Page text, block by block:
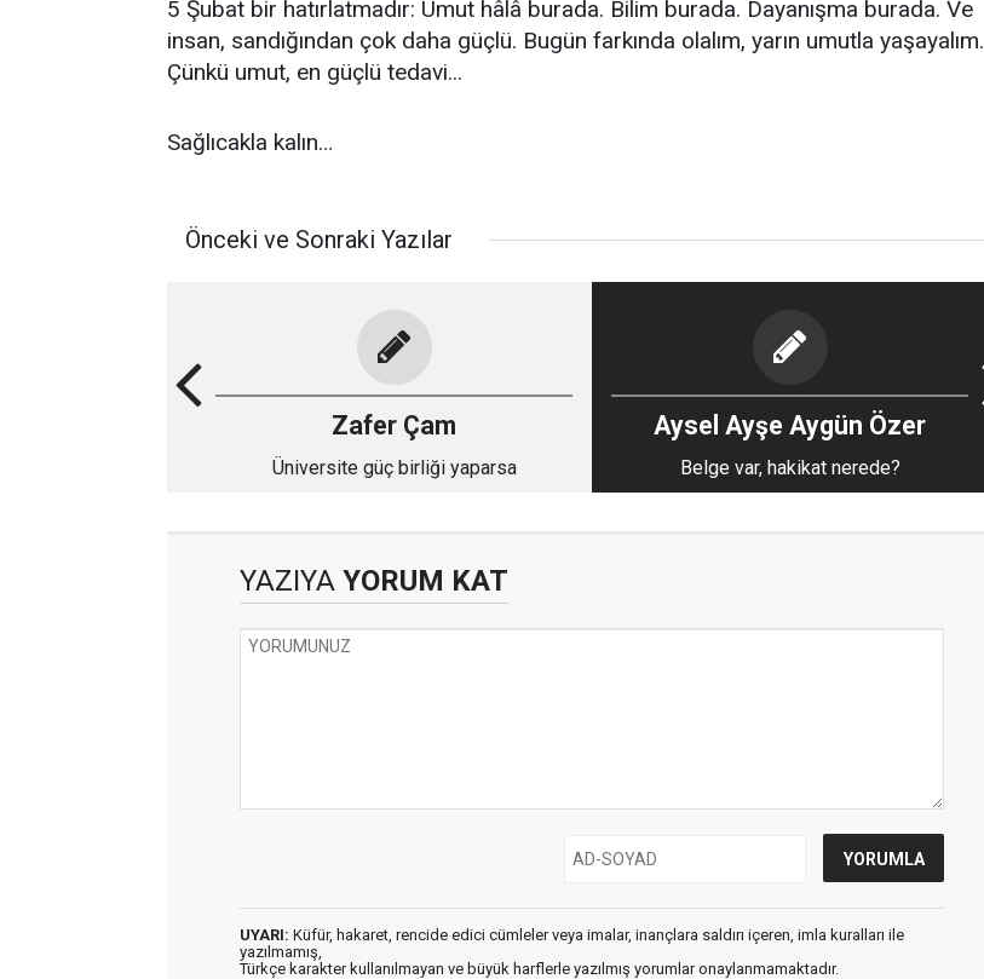
5 Şubat bir hatırlatmadır: Umut hâlâ burada. Bilim burada. Dayanışma burada. Ve
insan, sandığından çok daha güçlü. Bugün farkında olalım, yarın umutla yaşayalım.
Çünkü umut, en güçlü tedavi...
Sağlıcakla kalın…
Önceki ve Sonraki Yazılar
Zafer Çam
Üniversite güç birliği yaparsa
Aysel Ayşe Aygün Özer
Belge var, hakikat nerede?
YAZIYA YORUM KAT
UYARI: Küfür, hakaret, rencide edici cümleler veya imalar, inançlara saldırı içeren, imla kuralları ile
yazılmamış,
Türkçe karakter kullanılmayan ve büyük harflerle yazılmış yorumlar onaylanmamaktadır.